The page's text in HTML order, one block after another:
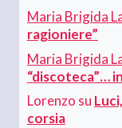
Maria Brigida
ragioniere”
Maria Brigida
“discoteca”…
Lorenzo su
corsia